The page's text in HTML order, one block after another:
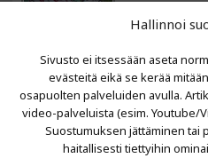
Hallinnoi
Sivusto ei itsessään aseta
evästeitä eikä se kerää
osapuolten palveluiden avulla.
video-palveluista (esim. Youtube/
Suostumuksen jättäminen tai
haitallisesti tiettyihin
VIIMEISIMMÄT ARTIKKELIT
Kujalla 2026
LAINIT 2025: Tarhapäivä
Kujalla 2025